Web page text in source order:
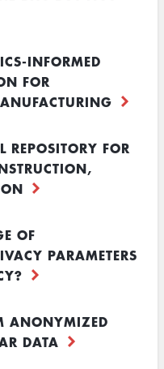
INFORMED
FOR
REPOSITORY FOR
OF
PARAMETERS
ANONYMIZED
DATA